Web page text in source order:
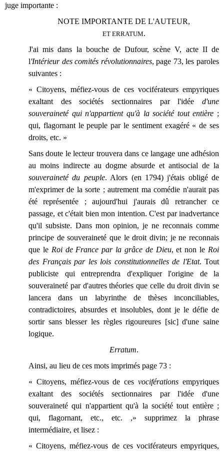
juge importante :
NOTE IMPORTANTE DE L'AUTEUR,
ET ERRATUM.
J'ai mis dans la bouche de Dufour, scène V, acte II de
l'Intérieur des comités révolutionnaires, page 73, les paroles
suivantes :
« Citoyens, méfiez-vous de ces vociférateurs empyriques
exaltant des sociétés sectionnaires par l'idée d'une
souveraineté qui n'appartient qu'à la société tout entière ;
qui, flagornant le peuple par le sentiment exagéré « de ses
droits, etc. »
Sans doute le lecteur trouvera dans ce langage une adhésion
au moins indirecte au dogme absurde et antisocial de la
souveraineté du peuple. Alors (en 1794) j'étais obligé de
m'exprimer de la sorte ; autrement ma comédie n'aurait pas
été représentée ; aujourd'hui j'aurais dû retrancher ce
passage, et c'était bien mon intention. C'est par inadvertance
qu'il subsiste. Dans mon opinion, je ne reconnais comme
principe de souveraineté que le droit divin; je ne reconnais
que le Roi de France par la grâce de Dieu, et non le Roi
des Français par les lois constitutionnelles de l'Etat. Tout
publiciste qui entreprendra d'expliquer l'origine de la
souveraineté par d'autres théories que celle du droit divin se
lancera dans un labyrinthe de thèses inconciliables,
contradictoires, absurdes et insolubles, dont je le défie de
sortir sans blesser les règles rigoureures [sic] d'une saine
logique.
Erratum.
Ainsi, au lieu de ces mots imprimés page 73 :
« Citoyens, méfiez-vous de cesvociférations empyriques
exaltant des sociétés sectionnaires par l'idée d'une
souveraineté qui n'appartient qu'à la société tout entière ;
qui, flagornant, etc., etc. ,» supprimez la phrase
intermédiaire, et lisez :
« Citoyens, méfiez-vous de ces vociférateurs empyriques,